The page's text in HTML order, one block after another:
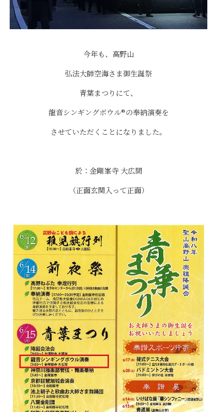
今年も、高野山
弘法大師空海さま御生誕祭
青葉まつりにて、
龍音シンギングボウル®の奉納演奏を
させていただくことになりました。
於：金剛峯寺 大広間
（正面玄関入って正面）